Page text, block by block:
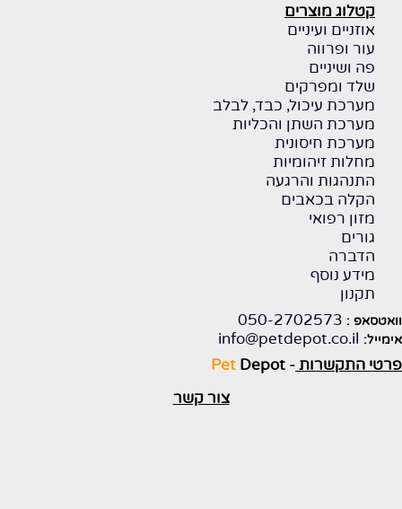
קטלוג מוצרים
אוזניים ועיניים
עור ופרווה
פה ושיניים
שלד ומפרקים
מערכת עיכול, כבד, לבלב
מערכת השתן והכליות
מערכת חיסונית
מחלות זיהומיות
התנהגות והרגעה
הקלה בכאבים
מזון רפואי
גורים
הדברה
מידע נוסף
תקנון
וואטסאפ : 050-2702573
אימייל: info@petdepot.co.il
פרטי התקשרות-
Pet Depot
צור קשר